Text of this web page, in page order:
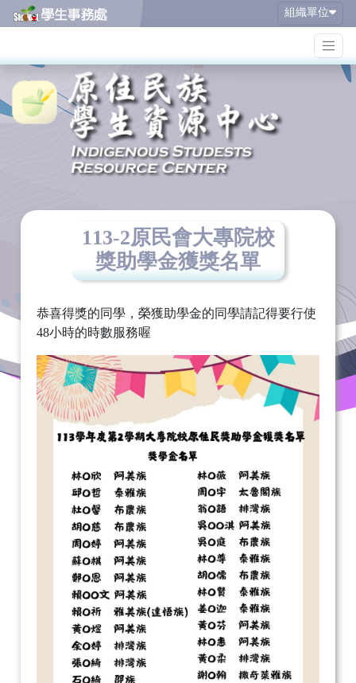
組織單位
113-2原民會大專院校
獎助學金獲獎名單
恭喜得獎的同學，榮獲助學金的同學請記得要行使
48小時的時數服務喔